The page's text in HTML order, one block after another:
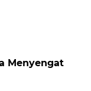
Menyengat